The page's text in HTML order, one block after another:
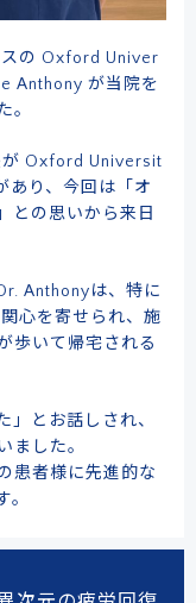
合わせ
17:00
療となります
ガ
集
学術･論文
の Oxford Univer
Anthony が当院を
。
が Oxford Universit
あり、今回は「オ
との思いから来日
Anthonyは、特に
心を寄せられ、施
歩いて帰宅される
」とお話しされ、
ました。
患者様に先進的な